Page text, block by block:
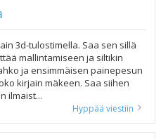
3d-tulostimella. Saa sen sillä
mallintamiseen ja siltikin
ja ensimmäisen painepesun
kirjain mäkeen. Saa siihen
ilmaist...
Hyppää viestiin